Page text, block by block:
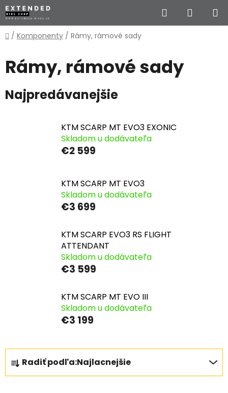
Prejsť
na
obsah
Hľadať
KOŠÍK
Domov
/ Komponenty / Rámy, rámové sady
Rámy, rámové sady
Najpredávanejšie
KTM SCARP MT EVO3 EXONIC
Skladom u dodávateľa
€2 599
KTM SCARP MT EVO3
Skladom u dodávateľa
€3 699
KTM SCARP EVO3 RS FLIGHT
ATTENDANT
Skladom u dodávateľa
€3 599
KTM SCARP MT EVO III
Skladom u dodávateľa
€3 199
R
a
d
Radiť podľa:Najlacnejšie